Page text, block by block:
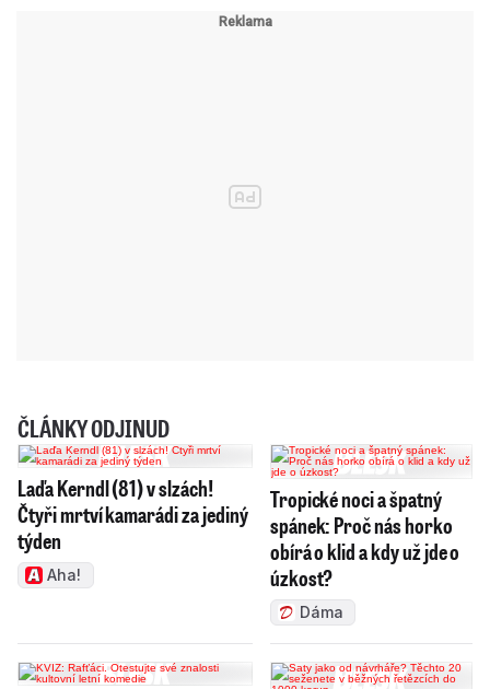
ČLÁNKY ODJINUD
Laďa Kerndl (81) v slzách!
Čtyři mrtví kamarádi za jediný
týden
Aha!
Tropické noci a špatný
spánek: Proč nás horko
obírá o klid a kdy už jde o
úzkost?
Dáma